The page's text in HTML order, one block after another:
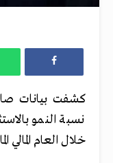
كشفت بيانات
خلال العام المالي